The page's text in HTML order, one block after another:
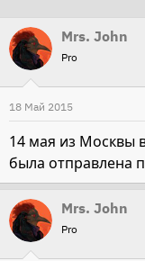
о
р
т
е
ы
а
а
л
а
Mrs. John
Pro
18 Май 2015
14 мая из Москвы
была отправлена
Mrs. John
Pro